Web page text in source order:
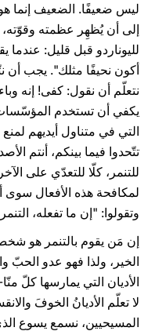
ليس ضعيفًا. الضعيف إنما
إلى أن يُظهِر عظمته وقوّته،
لليوناردو قبل قليل: عندما
أكون نحيفًا مثلك". يجب أن
نتعلّم أن نقول: كفى! إنه
يكفي أن تستخدم المؤسّسات
التي في متناول أيديهم
تتّحدوا فيما بينكم، أنتم
للتنمر، كلّا للتعدّي على
لمكافحة هذه الأفعال سوى
وتقولوا: "إن ما تفعله،
إن مَن يقوم بالتنمر هو
الخير، ولذا فهو عدو الحبّ
الأديان التي يمارسها كلّ
لا تعلّم الأديانُ الخوفَ
المسيحيين، نسمع يسوع